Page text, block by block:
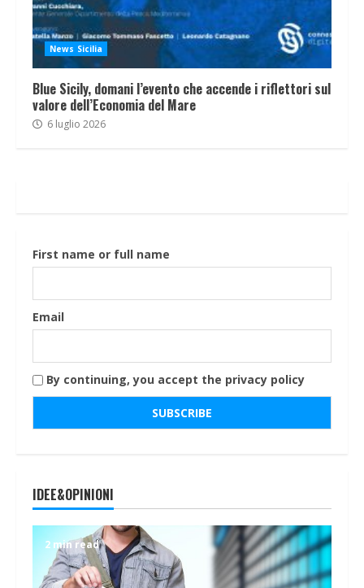
News Sicilia
Blue Sicily, domani l’evento che accende i riflettori sul
valore dell’Economia del Mare
6 luglio 2026
First name or full name
Email
By continuing, you accept the privacy policy
IDEE&OPINIONI
2 min read